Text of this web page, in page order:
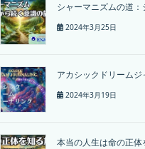
シャーマニズムの道
2024年3月25日
アカシックドリームジ
2024年3月19日
本当の人生は命の正